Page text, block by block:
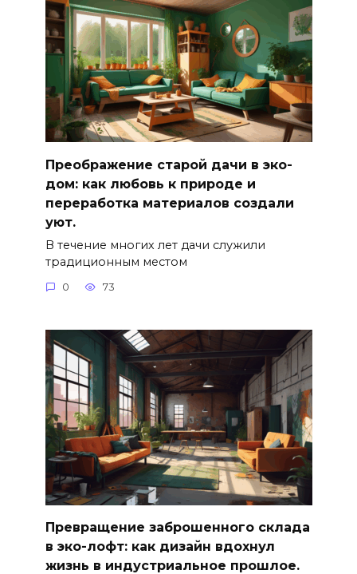
Преображение старой дачи в эко-
дом: как любовь к природе и
переработка материалов создали
уют.
В течение многих лет дачи служили
традиционным местом
0 73
Превращение заброшенного склада
в эко-лофт: как дизайн вдохнул
жизнь в индустриальное прошлое.